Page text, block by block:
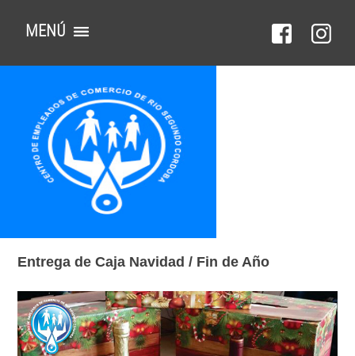
MENÚ
Entrega de Caja Navidad / Fin de Año